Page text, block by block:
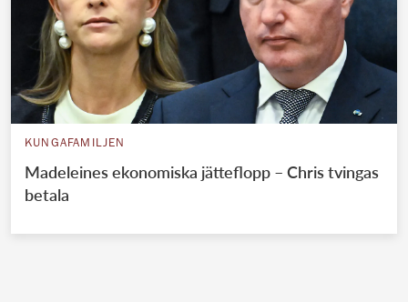
KUNGAFAMILJEN
Madeleines ekonomiska jätteflopp – Chris tvingas
betala